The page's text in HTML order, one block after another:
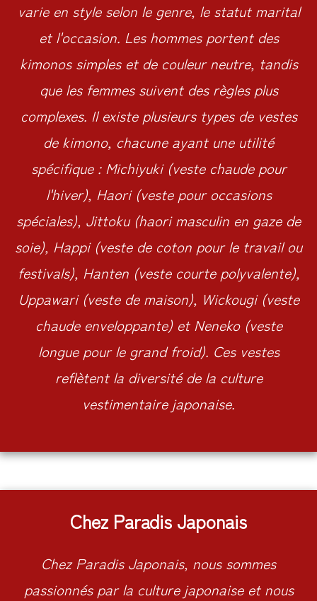
varie en style selon le genre, le statut marital
et l'occasion. Les hommes portent des
kimonos simples et de couleur neutre, tandis
que les femmes suivent des règles plus
complexes. Il existe plusieurs types de vestes
de kimono, chacune ayant une utilité
spécifique : Michiyuki (veste chaude pour
l'hiver), Haori (veste pour occasions
spéciales), Jittoku (haori masculin en gaze de
soie), Happi (veste de coton pour le travail ou
festivals), Hanten (veste courte polyvalente),
Uppawari (veste de maison), Wickougi (veste
chaude enveloppante) et Neneko (veste
longue pour le grand froid). Ces vestes
reflètent la diversité de la culture
vestimentaire japonaise.
Chez Paradis Japonais
Chez Paradis Japonais, nous sommes
passionnés par la culture japonaise et nous